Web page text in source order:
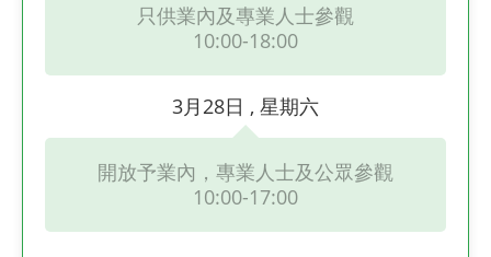
只供業內及專業人士參觀
10:00-18:00
3月28日 , 星期六
開放予業內，專業人士及公眾參觀
10:00-17:00